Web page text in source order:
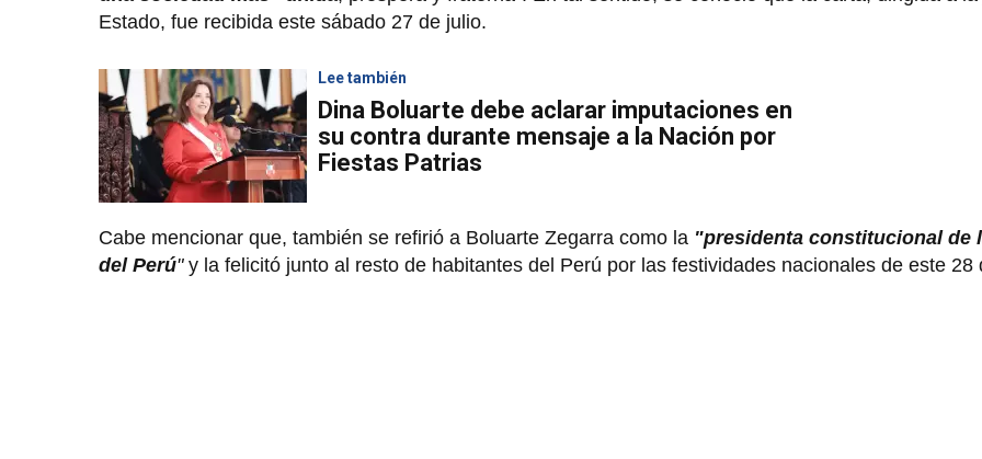
Estado, fue recibida este sábado 27 de julio.
Lee también
Dina Boluarte debe aclarar imputaciones en
su contra durante mensaje a la Nación por
Fiestas Patrias
Cabe mencionar que, también se refirió a Boluarte Zegarra como la "presidenta constitucional de
del Perú"y la felicitó junto al resto de habitantes del Perú por las festividades nacionales de este 28